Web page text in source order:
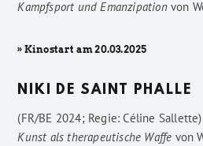
Kampfsport und Emanzipationvon
» Kinostart am 20.03.2025
NIKI DE SAINT PHALLE
(FR/BE 2024; Regie: Céline Sallette)
Kunst als therapeutische Waffe von